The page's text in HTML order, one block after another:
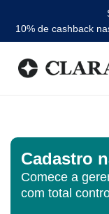
10% de cashback
Cadastro
Comece a
com total